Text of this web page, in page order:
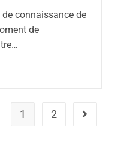
connaissance de
de
1 2